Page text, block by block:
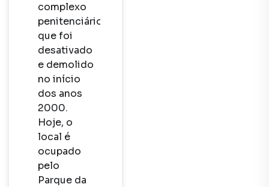
complexo
penitenciário,
que foi
desativado
e demolido
no início
dos anos
2000.
Hoje, o
local é
ocupado
pelo
Parque da